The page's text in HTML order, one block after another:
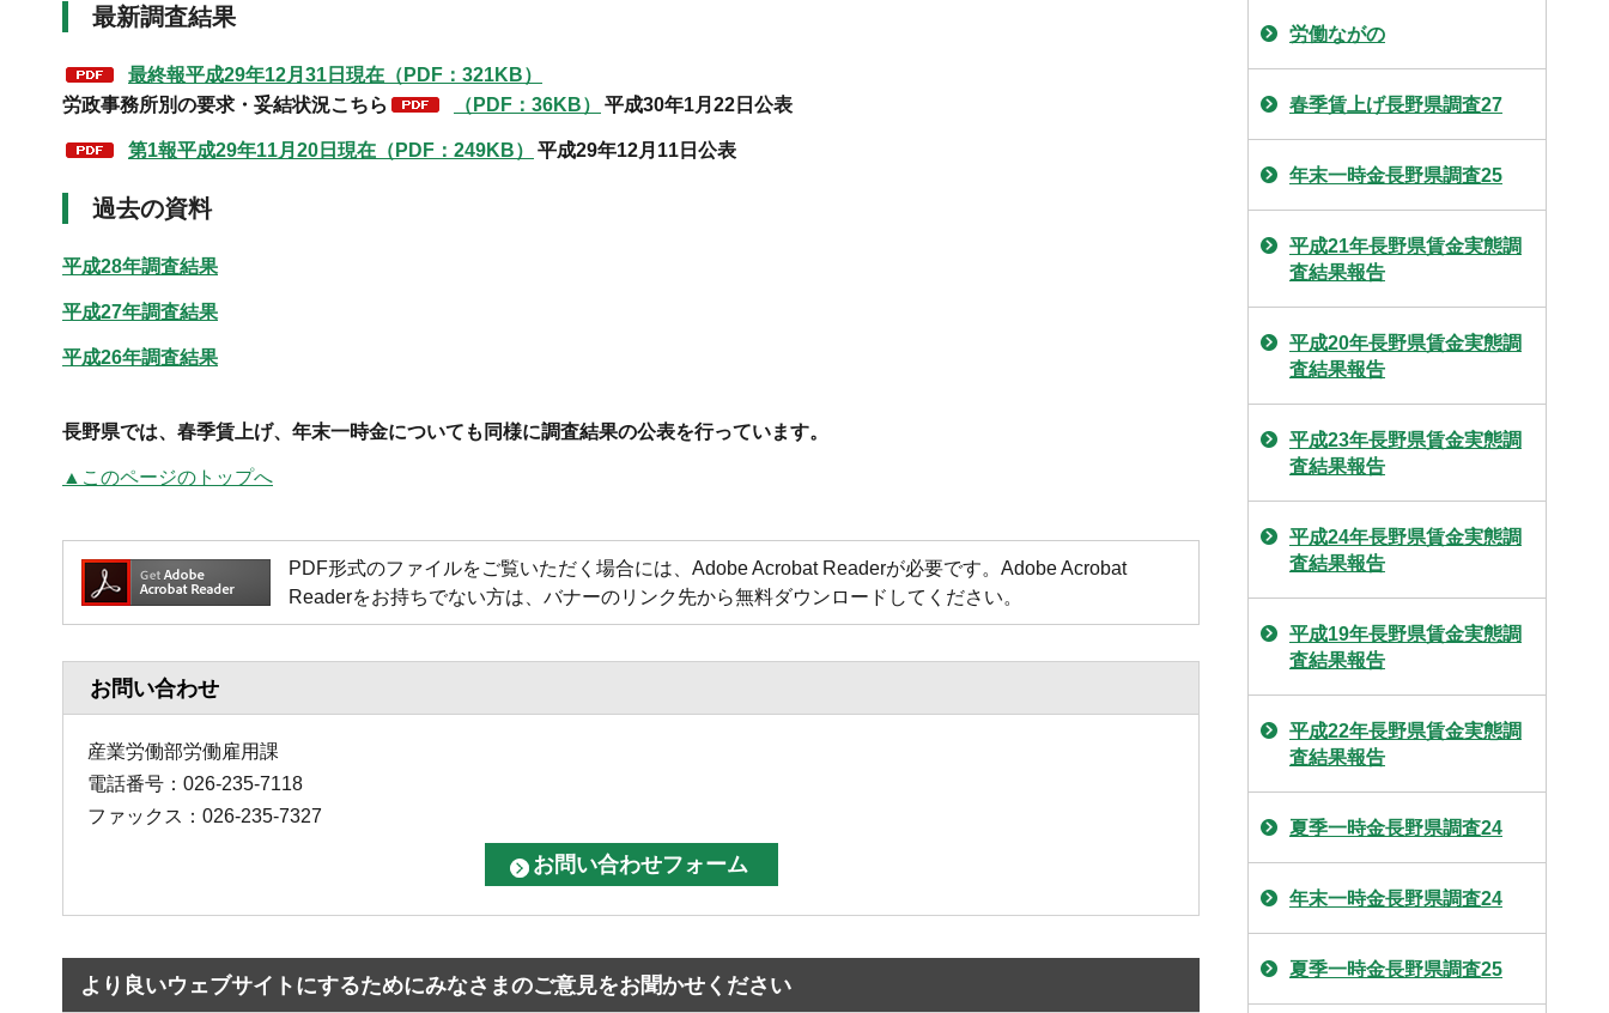
最新調査結果
最終報平成29年12月31日現在（PDF：321KB）
労政事務所別の要求・妥結状況こちら
（PDF：36KB） 平成30年1月22日公表
第1報平成29年11月20日現在（PDF：249KB） 平成29年12月11日公表
過去の資料
平成28年調査結果
平成27年調査結果
平成26年調査結果
長野県では、春季賃上げ、年末一時金についても同様に調査結果の公表を行っています。
▲このページのトップへ
PDF形式のファイルをご覧いただく場合には、Adobe Acrobat Readerが必要です。Adobe Acrobat
Readerをお持ちでない方は、バナーのリンク先から無料ダウンロードしてください。
お問い合わせ
産業労働部労働雇用課
電話番号：026-235-7118
ファックス：026-235-7327
より良いウェブサイトにするためにみなさまのご意見をお聞かせください
労働ながの
春季賃上げ長野県調査27
年末一時金長野県調査25
平成21年長野県賃金実態調
査結果報告
平成20年長野県賃金実態調
査結果報告
平成23年長野県賃金実態調
査結果報告
平成24年長野県賃金実態調
査結果報告
平成19年長野県賃金実態調
査結果報告
平成22年長野県賃金実態調
査結果報告
夏季一時金長野県調査24
年末一時金長野県調査24
夏季一時金長野県調査25